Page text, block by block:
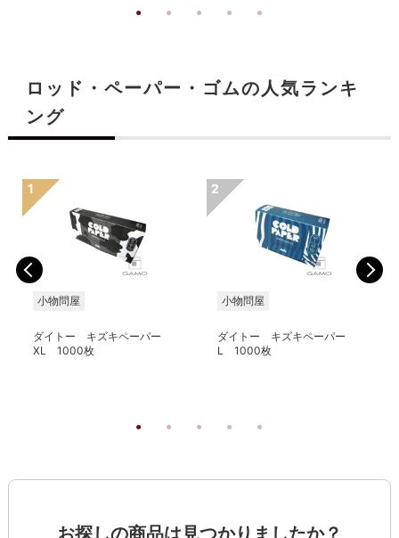
ロッド・ペーパー・ゴムの人気ランキ
ング
小物問屋
ダイトー キズキペーパー
XL 1000枚
小物問屋
ダイトー キズキペーパー
L 1000枚
お探しの商品は見つかりましたか？